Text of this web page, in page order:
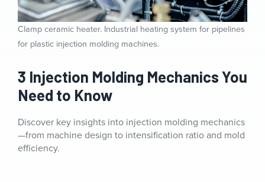
Clamp ceramic heater. Industrial heating system for pipelines
for plastic injection molding machines.
3 Injection Molding Mechanics You
Need to Know
Discover key insights into injection molding mechanics
—from machine design to intensification ratio and mold
efficiency.